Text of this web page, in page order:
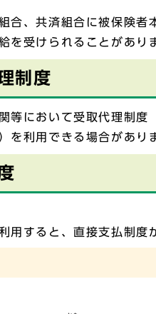
合、共済組合に被保険者
を受けられることがあり
制度
等において受取代理制
を利用できる場合があり
用すると、直接支払制度